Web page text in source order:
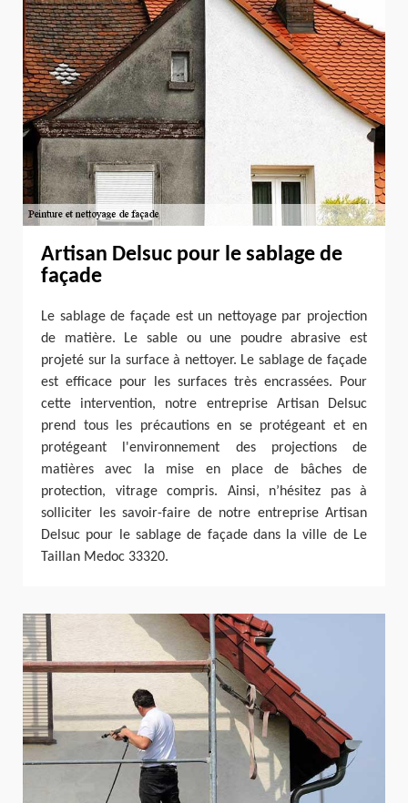
Artisan Delsuc pour le sablage de
façade
Le sablage de façade est un nettoyage par projection
de matière. Le sable ou une poudre abrasive est
projeté sur la surface à nettoyer. Le sablage de façade
est efficace pour les surfaces très encrassées. Pour
cette intervention, notre entreprise Artisan Delsuc
prend tous les précautions en se protégeant et en
protégeant l'environnement des projections de
matières avec la mise en place de bâches de
protection, vitrage compris. Ainsi, n’hésitez pas à
solliciter les savoir-faire de notre entreprise Artisan
Delsuc pour le sablage de façade dans la ville de Le
Taillan Medoc 33320.